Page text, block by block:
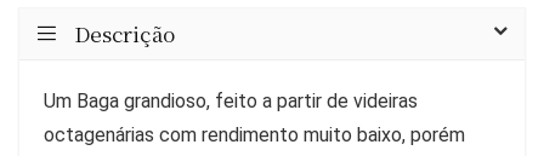
Descrição
Um Baga grandioso, feito a partir de videiras
octagenárias com rendimento muito baixo, porém